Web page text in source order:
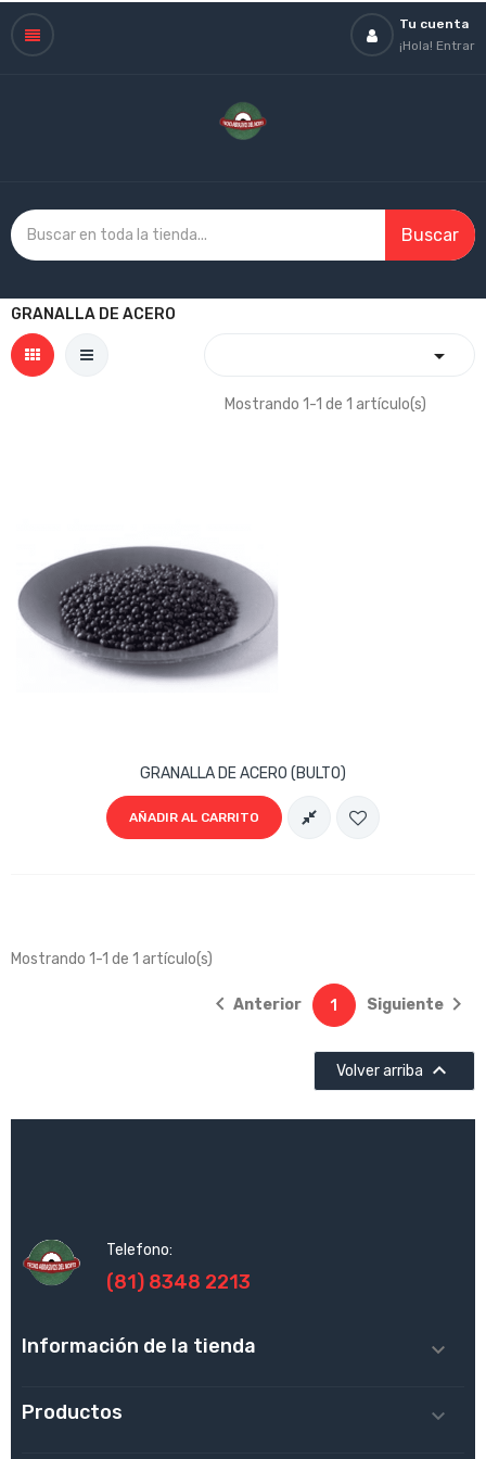
Tu cuenta
¡Hola! Entrar
Buscar
GRANALLA DE ACERO

Mostrando 1-1 de 1 artículo(s)
GRANALLA DE ACERO (BULTO)
AÑADIR AL CARRITO
Mostrando 1-1 de 1 artículo(s)
 Anterior 1 Siguiente 
Volver arriba 
Telefono:
(81) 8348 2213
Información de la tienda 
Productos 